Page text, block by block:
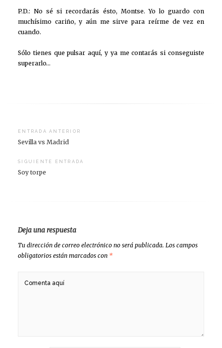
P.D.: No sé si recordarás ésto, Montse. Yo lo guardo con
muchísimo cariño, y aún me sirve para reírme de vez en
cuando.
Sólo tienes que pulsar aquí, y ya me contarás si conseguiste
superarlo…
Navegación
de
entradas
ENTRADA ANTERIOR
Sevilla vs Madrid
SIGUIENTE ENTRADA
Soy torpe
Deja una respuesta
Tu dirección de correo electrónico no será publicada. Los campos
obligatorios están marcados con *